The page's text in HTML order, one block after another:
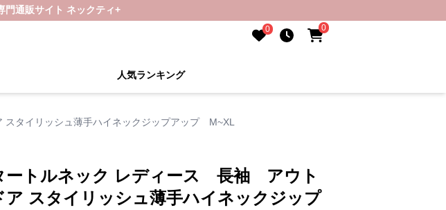
門通販サイト ネックティ+
0 0
人気ランキング
タイリッシュ薄手ハイネックジップアップ M~XL
ートルネック レディース 長袖 アウト
ア スタイリッシュ薄手ハイネックジップ